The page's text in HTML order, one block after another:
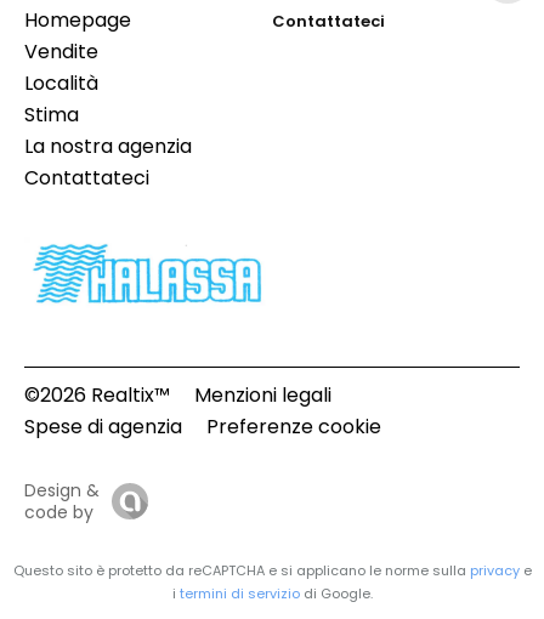
Homepage
Vendite
Località
Stima
La nostra agenzia
Contattateci
Contattateci
©2026 Realtix™
Menzioni legali
Spese di agenzia
Preferenze cookie
Design &
code by
Questo sito è protetto da reCAPTCHA e si applicano le norme sulla privacye
i termini di serviziodi Google.